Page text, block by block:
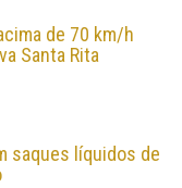
de 70 km/h
Santa Rita
saques líquidos de